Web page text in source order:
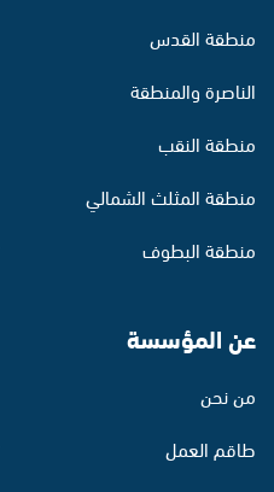
منطقة القدس
الناصرة والمنطقة
منطقة النقب
منطقة المثلث الشمالي
منطقة البطوف
عن المؤسسة
من نحن
طاقم العمل